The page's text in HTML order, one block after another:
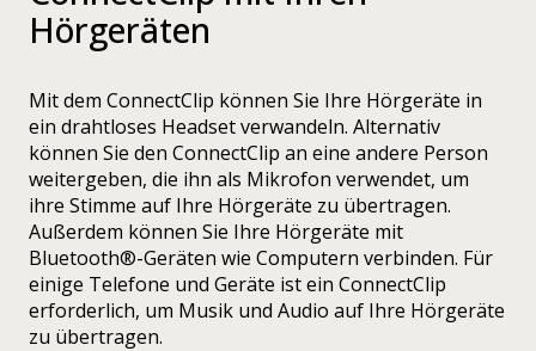
Hörgeräten
Mit dem ConnectClip können Sie Ihre Hörgeräte in
ein drahtloses Headset verwandeln. Alternativ
können Sie den ConnectClip an eine andere Person
weitergeben, die ihn als Mikrofon verwendet, um
ihre Stimme auf Ihre Hörgeräte zu übertragen.
Außerdem können Sie Ihre Hörgeräte mit
Bluetooth®-Geräten wie Computern verbinden. Für
einige Telefone und Geräte ist ein ConnectClip
erforderlich, um Musik und Audio auf Ihre Hörgeräte
zu übertragen.